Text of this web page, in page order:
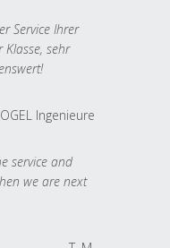
Service Ihrer
sehr
Ingenieure
service and
we are next